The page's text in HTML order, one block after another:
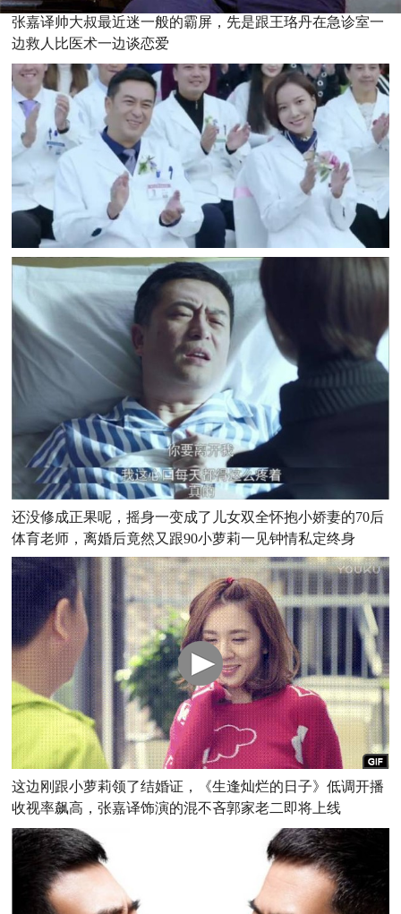
张嘉译帅大叔最近迷一般的霸屏，先是跟王珞丹在急诊室一
边救人比医术一边谈恋爱
还没修成正果呢，摇身一变成了儿女双全怀抱小娇妻的70后
体育老师，离婚后竟然又跟90小萝莉一见钟情私定终身
这边刚跟小萝莉领了结婚证，《生逢灿烂的日子》低调开播
收视率飙高，张嘉译饰演的混不吝郭家老二即将上线